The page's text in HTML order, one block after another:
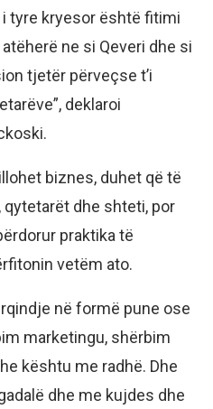
tyre kryesor është fitimi
ne si Qeveri dhe si
tjetër përveçse t’i
deklaroi
biznes, duhet që të
dhe shteti, por
praktika të
vetëm ato.
në formë pune ose
marketingu, shërbim
kështu me radhë. Dhe
dhe me kujdes dhe